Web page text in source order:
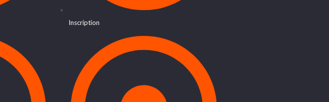
Inscription